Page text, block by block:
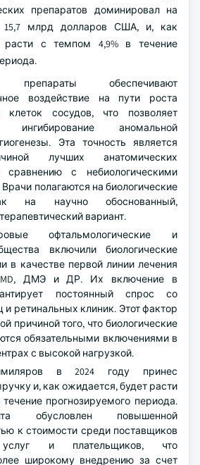
препаратов доминировал на
15,7 млрд долларов США, и, как
расти с темпом 4,9% в течение
препараты обеспечивают
воздействие на пути роста
клеток сосудов, что позволяет
ингибирование аномальной
Эта точность является
лучших анатомических
сравнению с небиологическими
полагаются на биологические
на научно обоснованный,
вариант.
офтальмологические и
включили биологические
в качестве первой линии лечения
ДМЭ и ДР. Их включение в
постоянный спрос со
и ретинальных клиник. Этот фактор
причиной того, что биологические
обязательными включениями в
с высокой нагрузкой.
в 2024 году принес
и, как ожидается, будет расти
прогнозируемого периода.
обусловлен повышенной
к стоимости среди поставщиков
услуг и плательщиков, что
широкому внедрению за счет